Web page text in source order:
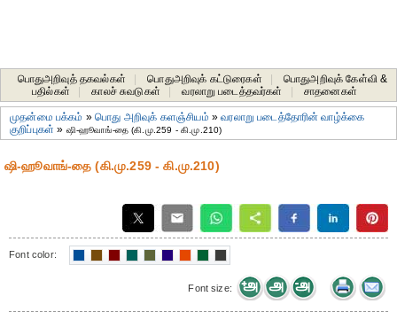
பொதுஅறிவுத் தகவல்கள் பொதுஅறிவுக் கட்டுரைகள்
பொதுஅறிவுக் கேள்வி &
பதில்கள்
காலச் சுவடுகள் வரலாறு படைத்தவர்கள் சாதனைகள்‎
முதன்மை பக்கம் »பொது அறிவுக் களஞ்சியம் »வரலாறு படைத்தோரின் வாழ்க்கை
குறிப்புகள் » ஷி-ஹூவாங்-தை (கி.மு.259 - கி.மு.210)
ஷி-ஹூவாங்-தை (கி.மு.259 - கி.மு.210)
Font color:
Font size: